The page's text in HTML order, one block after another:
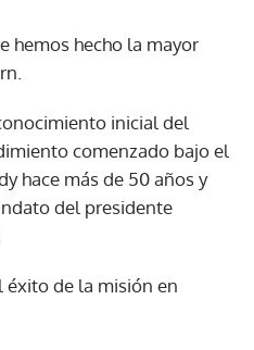
hemos hecho la mayor
inicial del
comenzado bajo el
hace más de 50 años y
del presidente
éxito de la misión en